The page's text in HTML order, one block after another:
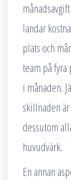
landar
plats och
team på
i månaden.
skillnaden
dessutom
huvudvärk.
En annan